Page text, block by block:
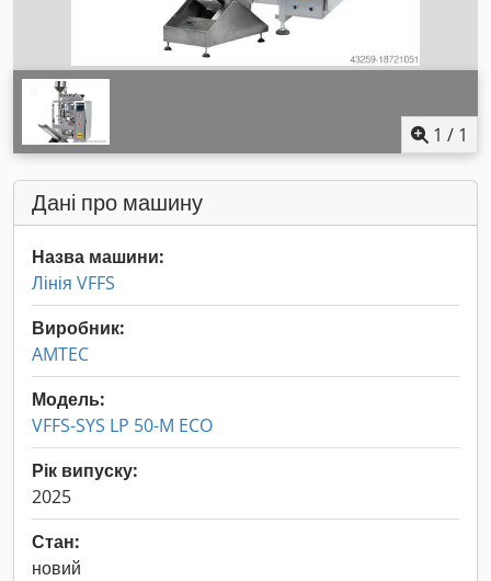
1 / 1
Дані про машину
Назва машини:
Лінія VFFS
Виробник:
AMTEC
Модель:
VFFS-SYS LP 50-M ECO
Рік випуску:
2025
Стан:
новий